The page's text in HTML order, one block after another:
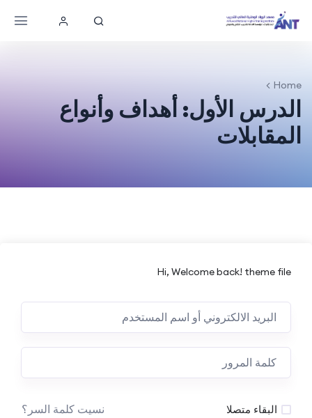
Home
الدرس الأول: أهداف وأنواع
المقابلات
Hi, Welcome back! theme file
البقاء متصلا نسيت كلمة السر؟